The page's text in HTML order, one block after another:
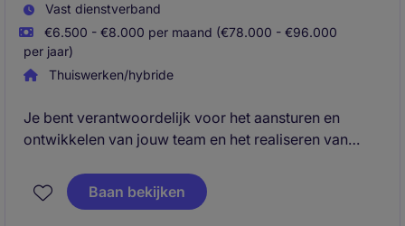
Vast dienstverband
€6.500 - €8.000 per maand (€78.000 - €96.000
per jaar)
Thuiswerken/hybride
Je bent verantwoordelijk voor het aansturen en
ontwikkelen van jouw team en het realiseren van
verbeteren van processen en het bepalen van de
strategische richting.
Baan bekijken